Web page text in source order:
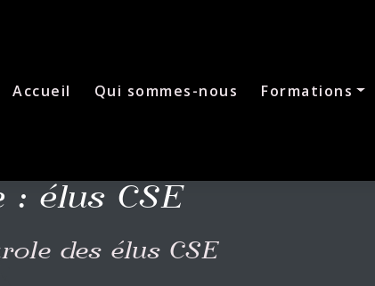
Accueil Qui sommes-nous Formations
: élus CSE
des élus CSE